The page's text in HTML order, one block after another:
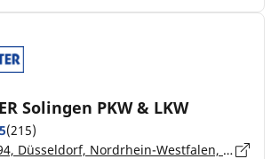
Solingen PKW & LKW
(215)
Weyerstraße 194, Düsseldorf, Nordrhein-Westfalen, Solingen - 42719